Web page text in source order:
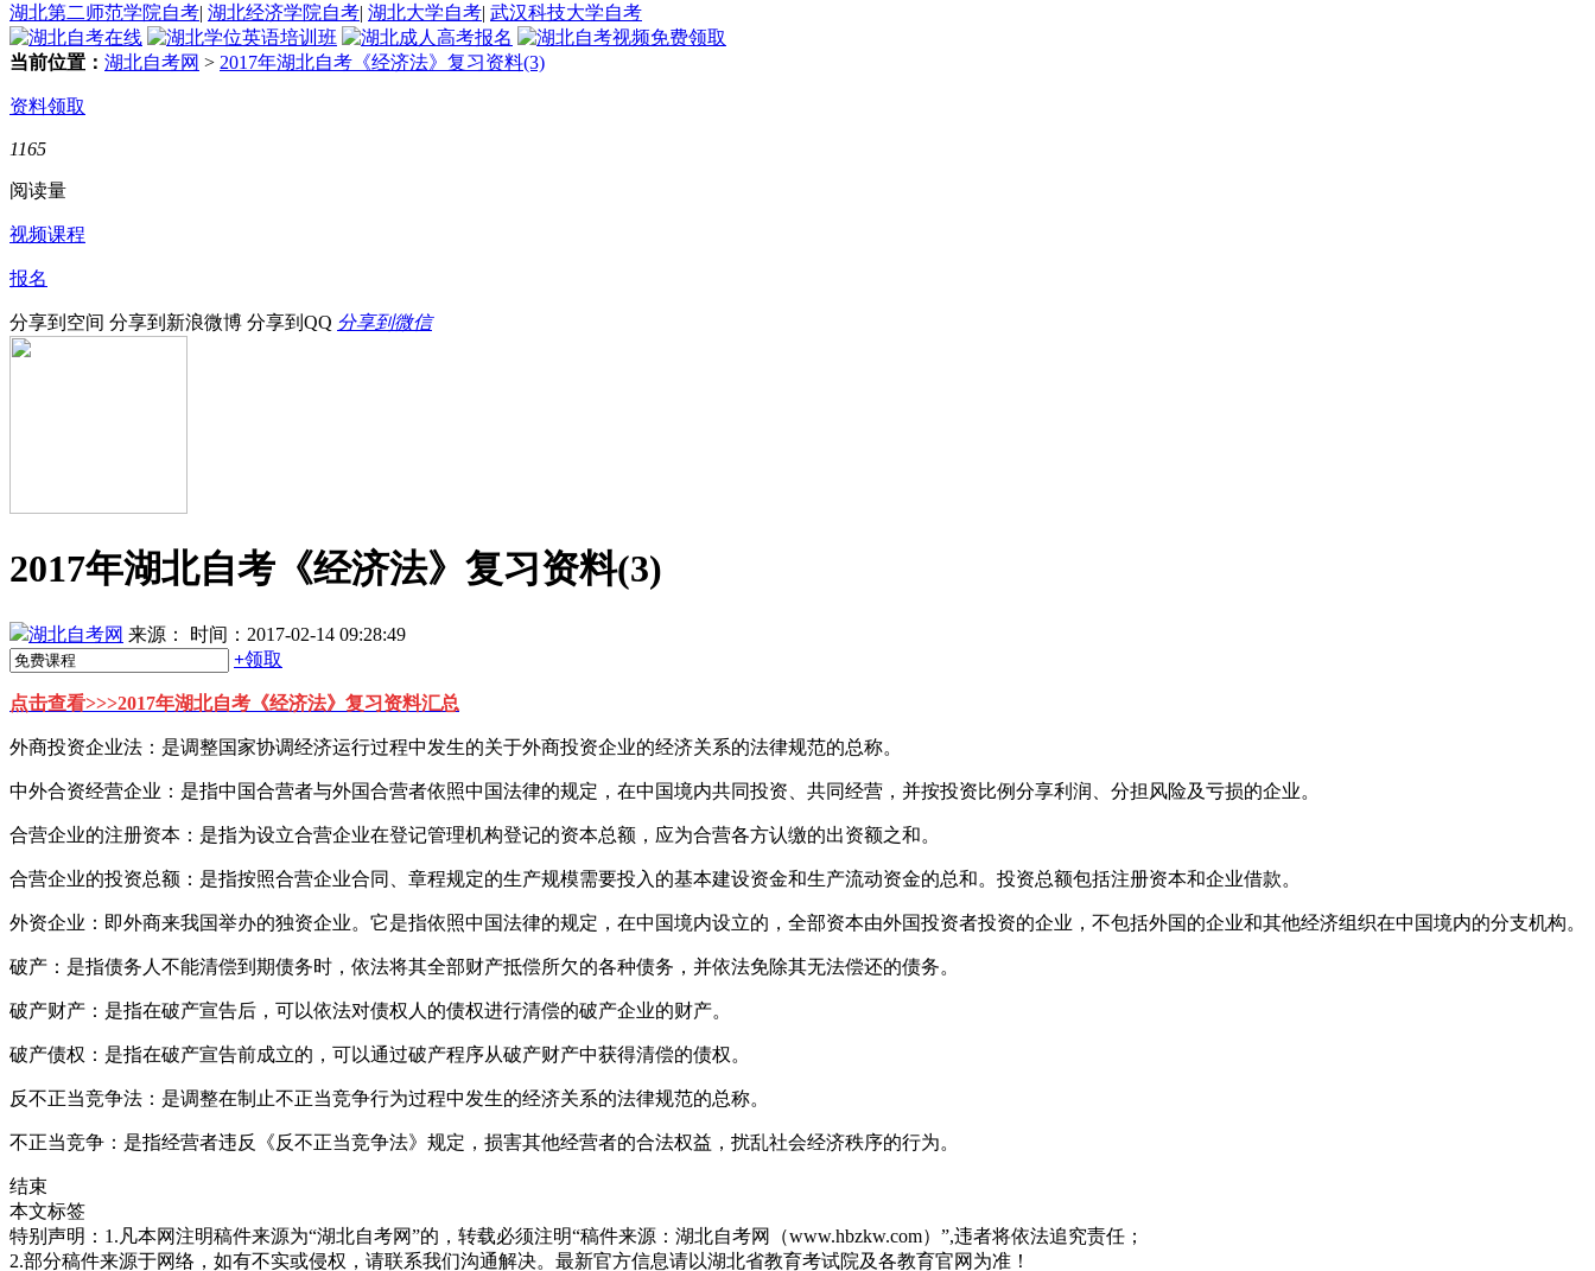
湖北第二师范学院自考| 湖北经济学院自考| 湖北大学自考| 武汉科技大学自考
当前位置： 湖北自考网 > 2017年湖北自考《经济法》复习资料(3)
资料领取
1165
阅读量
视频课程
报名
分享到空间 分享到新浪微博 分享到QQ 分享到微信
2017年湖北自考《经济法》复习资料(3)
湖北自考网 来源：
时间：2017-02-14 09:28:49
+领取
点击查看>>>2017年湖北自考《经济法》复习资料汇总
外商投资企业法：是调整国家协调经济运行过程中发生的关于外商投资企业的经济关系的法律规范的总称。
中外合资经营企业：是指中国合营者与外国合营者依照中国法律的规定，在中国境内共同投资、共同经营，并按投资比例分享利润、分担风险及亏损的企业。
合营企业的注册资本：是指为设立合营企业在登记管理机构登记的资本总额，应为合营各方认缴的出资额之和。
合营企业的投资总额：是指按照合营企业合同、章程规定的生产规模需要投入的基本建设资金和生产流动资金的总和。投资总额包括注册资本和企业借款。
外资企业：即外商来我国举办的独资企业。它是指依照中国法律的规定，在中国境内设立的，全部资本由外国投资者投资的企业，不包括外国的企业和其他经济组织在中国境内的分支机构。
破产：是指债务人不能清偿到期债务时，依法将其全部财产抵偿所欠的各种债务，并依法免除其无法偿还的债务。
破产财产：是指在破产宣告后，可以依法对债权人的债权进行清偿的破产企业的财产。
破产债权：是指在破产宣告前成立的，可以通过破产程序从破产财产中获得清偿的债权。
反不正当竞争法：是调整在制止不正当竞争行为过程中发生的经济关系的法律规范的总称。
不正当竞争：是指经营者违反《反不正当竞争法》规定，损害其他经营者的合法权益，扰乱社会经济秩序的行为。
结束
本文标签
特别声明：1.凡本网注明稿件来源为“湖北自考网”的，转载必须注明“稿件来源：湖北自考网（www.hbzkw.com）”,违者将依法追究责任；
2.部分稿件来源于网络，如有不实或侵权，请联系我们沟通解决。最新官方信息请以湖北省教育考试院及各教育官网为准！